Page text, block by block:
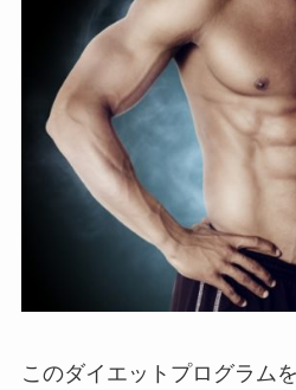
このダイエットプログラム